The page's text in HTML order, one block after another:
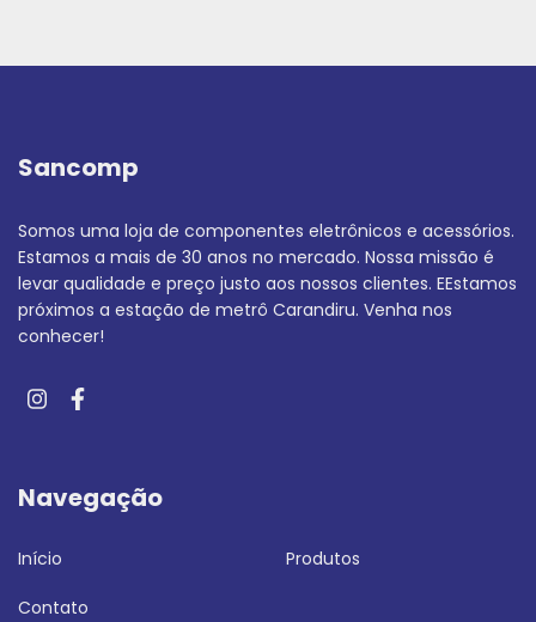
Sancomp
Somos uma loja de componentes eletrônicos e acessórios.
Estamos a mais de 30 anos no mercado. Nossa missão é
levar qualidade e preço justo aos nossos clientes. EEstamos
próximos a estação de metrô Carandiru. Venha nos
conhecer!
Navegação
Início Produtos
Contato